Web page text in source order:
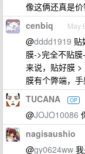
像这俩还真是
cenbiq May
@dddd1919 贴
膜->完全不贴
来说，贴好膜
膜有个弊端，
TUCANA OP
@JOJO10086
nagisaushio
@gy0624ww